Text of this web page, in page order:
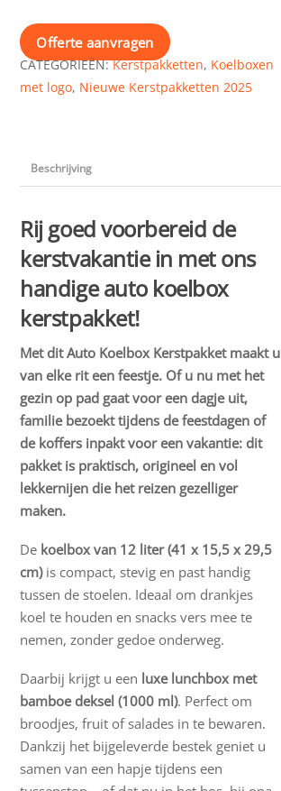
de
vakantie
aantal
Offerte aanvragen
CATEGORIEËN:Kerstpakketten, Koelboxen
met logo, Nieuwe Kerstpakketten 2025
Beschrijving
Rij goed voorbereid de
kerstvakantie in met ons
handige auto koelbox
kerstpakket!
Met dit Auto Koelbox Kerstpakket maakt u
van elke rit een feestje. Of u nu met het
gezin op pad gaat voor een dagje uit,
familie bezoekt tijdens de feestdagen of
de koffers inpakt voor een vakantie: dit
pakket is praktisch, origineel en vol
lekkernijen die het reizen gezelliger
maken.
De koelbox van 12 liter (41 x 15,5 x 29,5
cm)is compact, stevig en past handig
tussen de stoelen. Ideaal om drankjes
koel te houden en snacks vers mee te
nemen, zonder gedoe onderweg.
Daarbij krijgt u een luxe lunchbox met
bamboe deksel (1000 ml). Perfect om
broodjes, fruit of salades in te bewaren.
Dankzij het bijgeleverde bestek geniet u
samen van een hapje tijdens een